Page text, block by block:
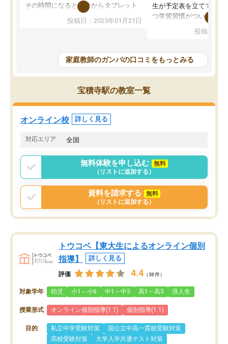
その時間になると自分からタブレット
を開いてzoomを繋げるようになりまし
た！5科目なんでもOKなのもとても気
めて1年ほどだった今では平均点以上の
科目が増えてきました！あと1年受験ま
であるので無料の週末教室を使用しな
がら頑張って欲しいと思います！
投稿日：2025年01月21日
生が予定表を立ててくれ
つ学習習慣がついてきま
指導が無い日も予定表
問できるのでとても助か
投稿日：
家庭教師のガンバの口コミをもっとみる
宝積寺駅の教室一覧
オンライン校 詳しく見る
対応エリア 全国
無料体験を申し込む
無料
（リストに追加する）
資料を請求する
無料
（リストに追加する）
トウコベ【東大生によるオンライン個別
指導】
詳しく見る
評価 4.4 （38件）
対象学年 幼児 小1～小6 中1～中3 高1～高3 浪人生
授業形式 オンライン個別指導(1:1) 個別指導(1:1)
目的 私立中学受験対策
国公立中高一貫校受験対策
高校受験対策
大学入学共通テスト対策